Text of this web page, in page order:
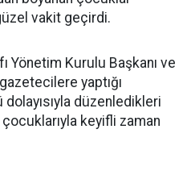
vakit geçirdi.
Yönetim Kurulu Başkanı ve
yaptığı
dolayısıyla düzenledikleri
keyifli zaman